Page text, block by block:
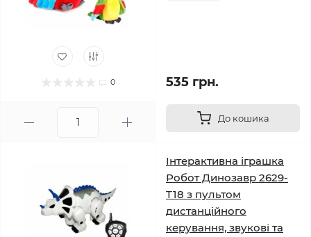
0 535 грн.
До кошика
Інтерактивна іграшка
Робот Динозавр 2629-
T18 з пультом
дистанційного
керування, звукові та